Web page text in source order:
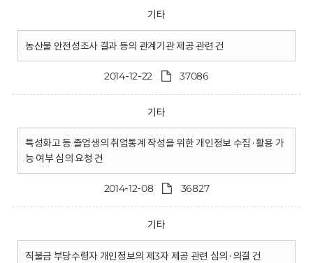
기타
농산물 안전성조사 결과 등의 관계기관 제공 관련 건
2014-12-22 37086
기타
특성화고 등 졸업생의 취업통계 작성을 위한 개인정보 수집·활용 가
능 여부 심의 요청 건
2014-12-08 36827
기타
직불금 부당수령자 개인정보의 제3자 제공 관련 심의·의결 건